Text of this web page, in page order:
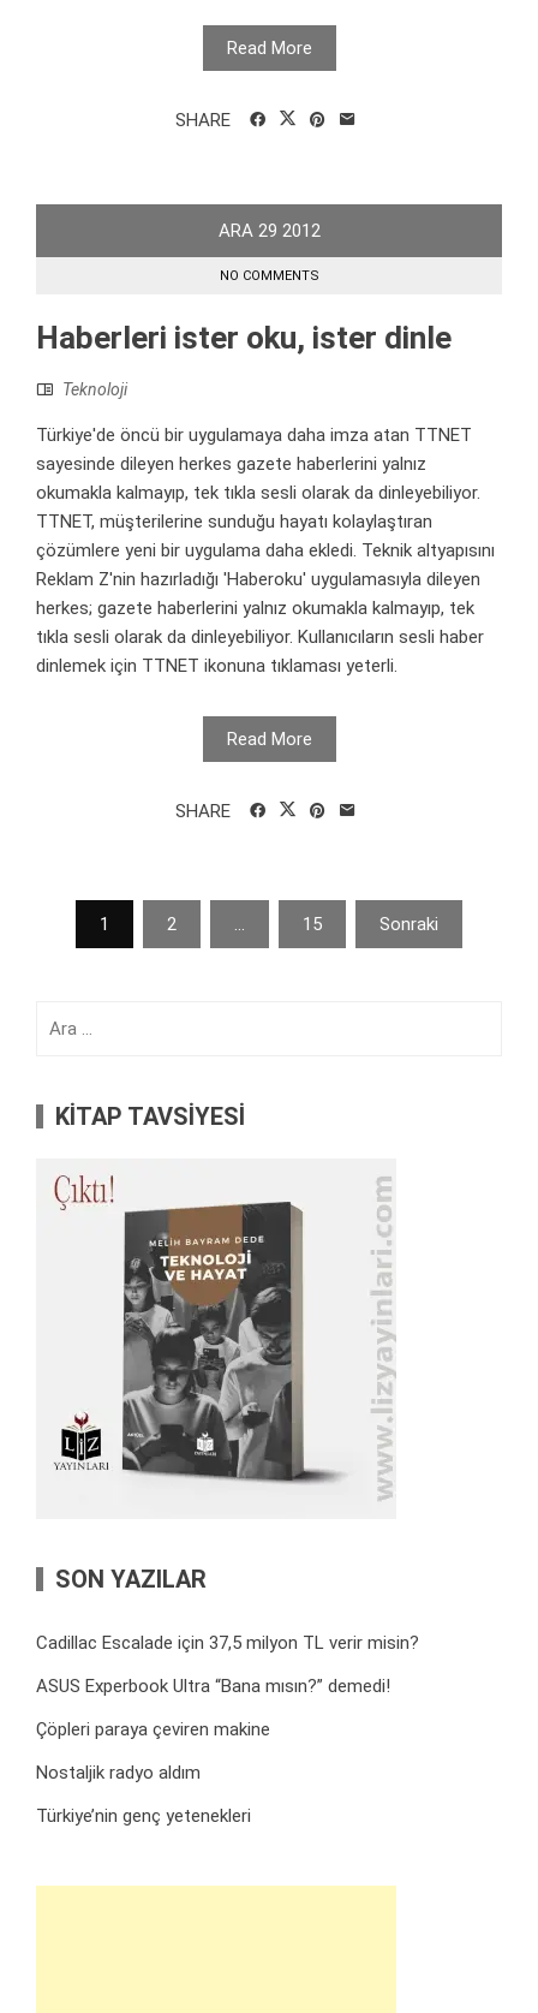
Read More
SHARE
ARA 29 2012
NO COMMENTS
Haberleri ister oku, ister dinle
Teknoloji
Türkiye'de öncü bir uygulamaya daha imza atan TTNET
sayesinde dileyen herkes gazete haberlerini yalnız
okumakla kalmayıp, tek tıkla sesli olarak da dinleyebiliyor.
TTNET, müşterilerine sunduğu hayatı kolaylaştıran
çözümlere yeni bir uygulama daha ekledi. Teknik altyapısını
Reklam Z'nin hazırladığı 'Haberoku' uygulamasıyla dileyen
herkes; gazete haberlerini yalnız okumakla kalmayıp, tek
tıkla sesli olarak da dinleyebiliyor. Kullanıcıların sesli haber
dinlemek için TTNET ikonuna tıklaması yeterli.
Read More
SHARE
sayfalaması
1 2 15 Sonraki
KİTAP TAVSİYESİ
SON YAZILAR
Cadillac Escalade için 37,5 milyon TL verir misin?
ASUS Experbook Ultra “Bana mısın?” demedi!
Çöpleri paraya çeviren makine
Nostaljik radyo aldım
Türkiye’nin genç yetenekleri